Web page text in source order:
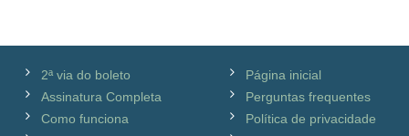
2ª via do boleto
Assinatura Completa
Como funciona
Página inicial
Perguntas frequentes
Política de privacidade